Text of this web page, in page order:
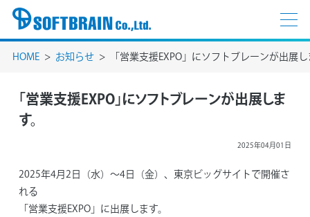
HOME お知らせ 「営業支援EXPO」にソフトブレーンが出展
「営業支援EXPO」にソフトブレーンが出展しま
す。
2025年04月01日
2025年4月2日（水）～4日（金）、東京ビッグサイトで開催さ
れる
「営業支援EXPO」に出展します。